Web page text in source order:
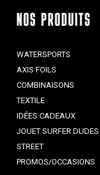
NOS PRODUITS
WATERSPORTS
AXIS FOILS
COMBINAISONS
TEXTILE
IDÉES CADEAUX
JOUET SURFER DUDES
STREET
PROMOS/OCCASIONS